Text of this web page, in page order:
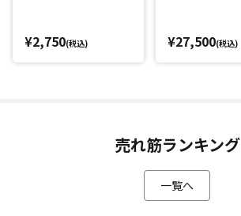
¥2,750(税込) ¥27,500(税込)
売れ筋ランキング
一覧へ